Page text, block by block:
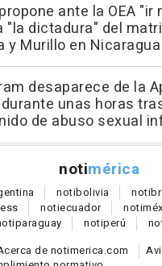
ante la OEA "ir
"la dictadura" del
y Murillo en Nicaragua
desaparece de la
unas horas
de abuso sexual
notimérica
notibolivia noti
notiecuador noti
paraguay notiperú
de notimerica.com